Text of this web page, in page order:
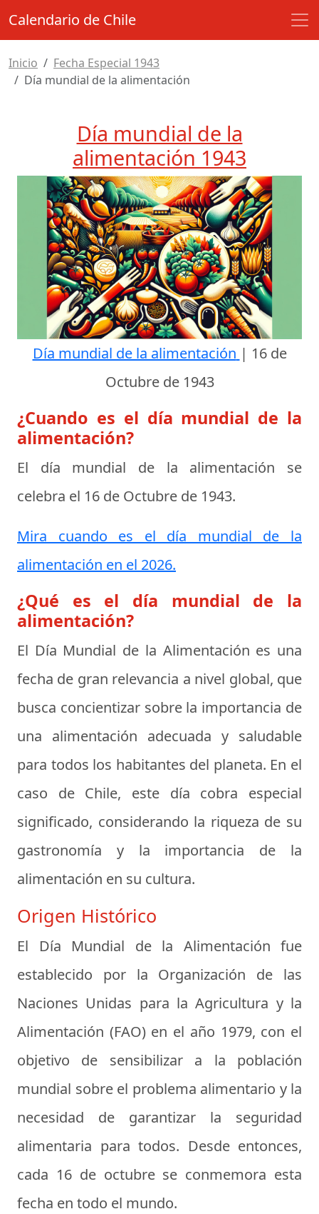
Calendario de Chile
Inicio
Fecha Especial 1943
Día mundial de la alimentación
Día mundial de la
alimentación 1943
Día mundial de la alimentación | 16 de
Octubre de 1943
¿Cuando es el día mundial de la
alimentación?
El día mundial de la alimentación se
celebra el 16 de Octubre de 1943.
Mira cuando es el día mundial de la
alimentación en el 2026.
¿Qué es el día mundial de la
alimentación?
El Día Mundial de la Alimentación es una
fecha de gran relevancia a nivel global, que
busca concientizar sobre la importancia de
una alimentación adecuada y saludable
para todos los habitantes del planeta. En el
caso de Chile, este día cobra especial
significado, considerando la riqueza de su
gastronomía y la importancia de la
alimentación en su cultura.
Origen Histórico
El Día Mundial de la Alimentación fue
establecido por la Organización de las
Naciones Unidas para la Agricultura y la
Alimentación (FAO) en el año 1979, con el
objetivo de sensibilizar a la población
mundial sobre el problema alimentario y la
necesidad de garantizar la seguridad
alimentaria para todos. Desde entonces,
cada 16 de octubre se conmemora esta
fecha en todo el mundo.